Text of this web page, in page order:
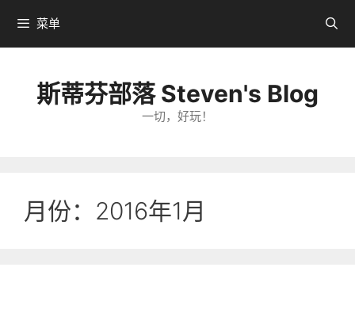
到
菜单
斯蒂芬部落 Steven's Blog
一切，好玩！
月份：2016年1月